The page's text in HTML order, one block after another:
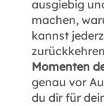
ausgiebig
machen,
kannst
Momenten
genau vor
du dir für